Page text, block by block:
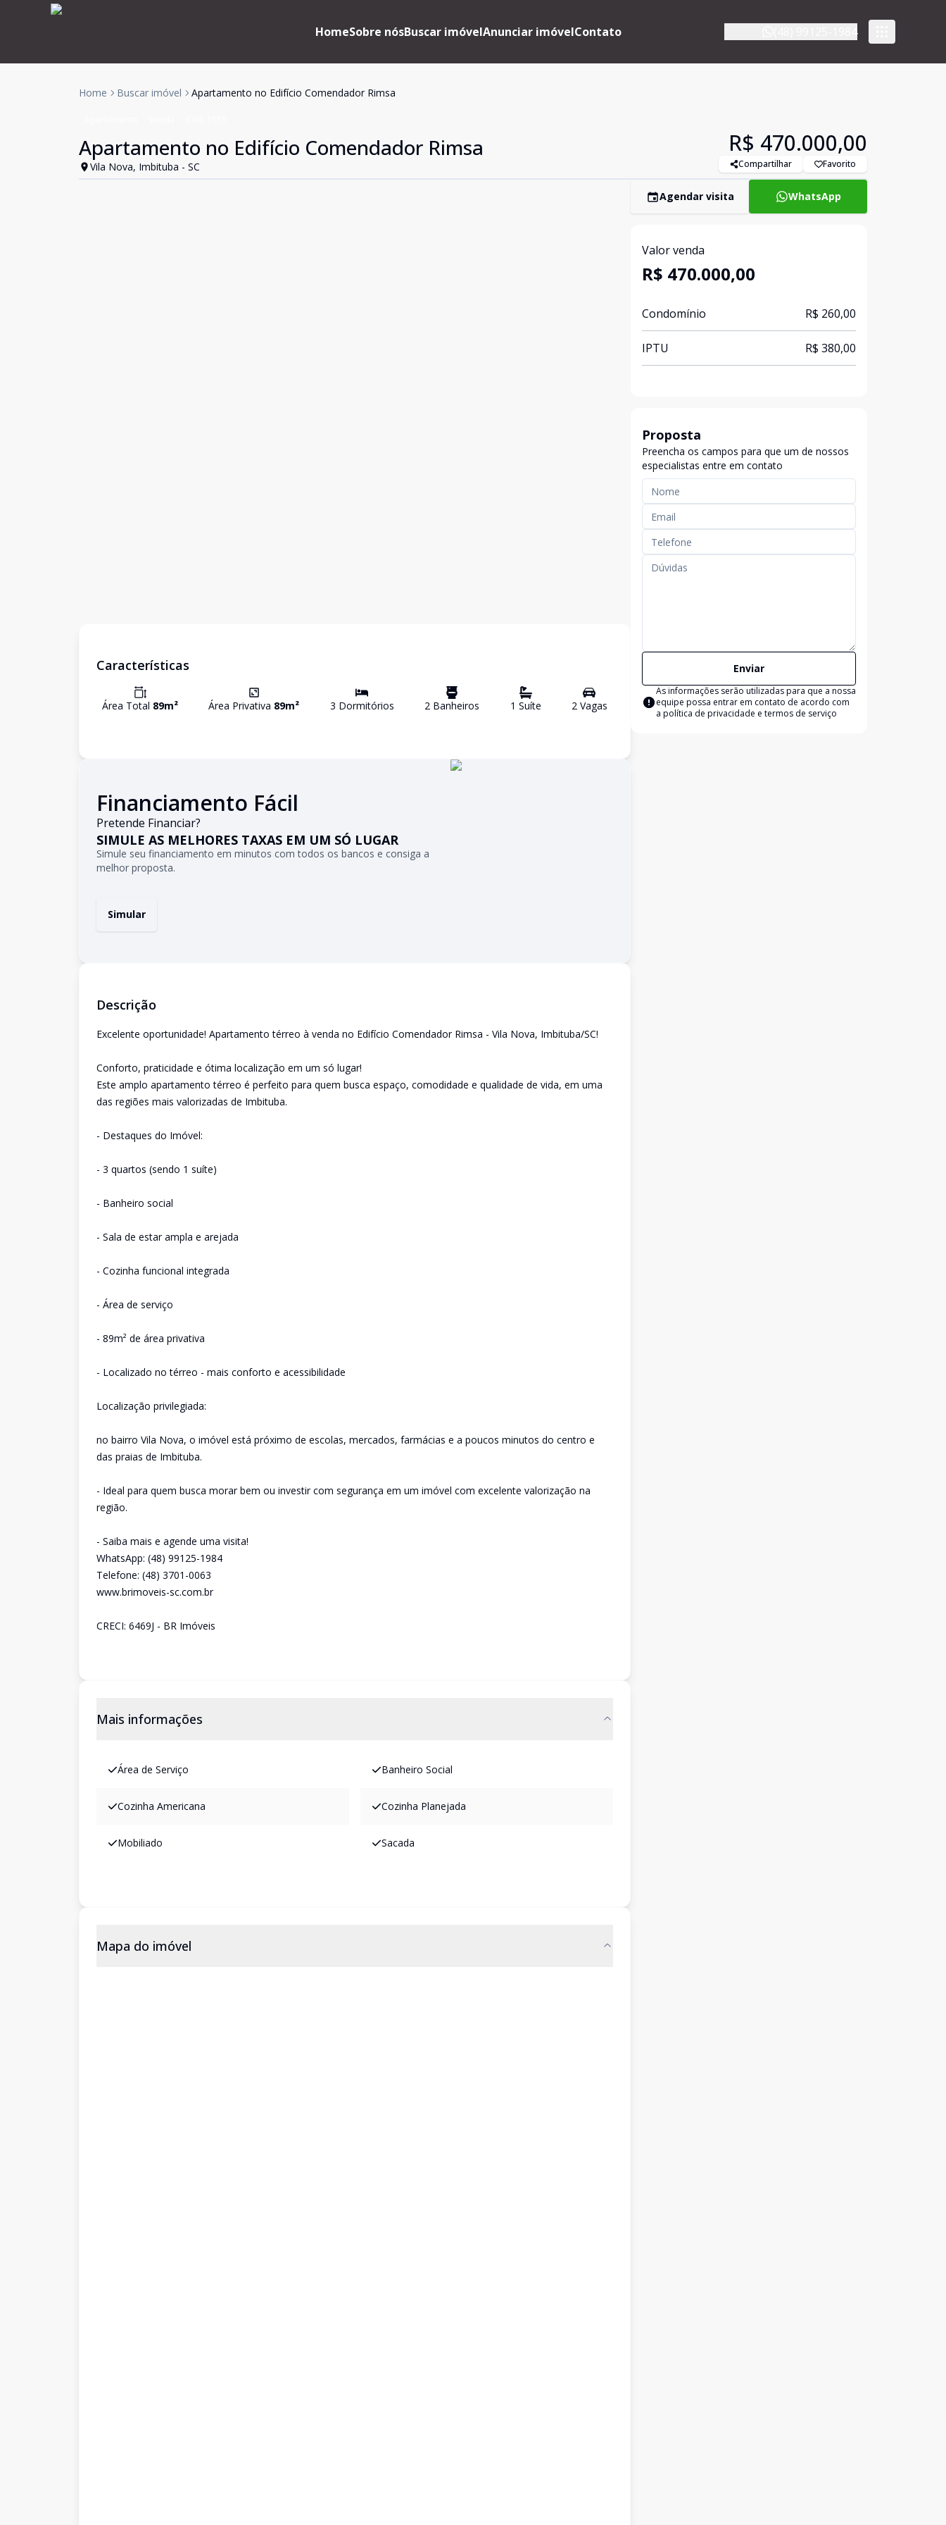
HomeSobre nósBuscar imóvelAnunciar imóvelContato
Home Buscar imóvel Apartamento no Edifício Comendador Rimsa
Apartamento no Edifício Comendador Rimsa
Vila Nova, Imbituba - SC
R$ 470.000,00
Compartilhar Favorito
Características
Área Total 89m² Área Privativa 89m² 3 Dormitórios 2 Banheiros 1 Suíte 2Vagas
Financiamento Fácil
Pretende Financiar?
SIMULE AS MELHORES TAXAS EM UM SÓ LUGAR
Simule seu financiamento em minutos com todos os bancos e consiga a
melhor proposta.
Simular
Descrição
Excelente oportunidade! Apartamento térreo à venda no Edifício Comendador Rimsa - Vila Nova, Imbituba/SC!
Conforto, praticidade e ótima localização em um só lugar!
Este amplo apartamento térreo é perfeito para quem busca espaço, comodidade e qualidade de vida, em uma
das regiões mais valorizadas de Imbituba.
- Destaques do Imóvel:
- 3 quartos (sendo 1 suíte)
- Banheiro social
- Sala de estar ampla e arejada
- Cozinha funcional integrada
- Área de serviço
- 89m² de área privativa
- Localizado no térreo - mais conforto e acessibilidade
Localização privilegiada:
no bairro Vila Nova, o imóvel está próximo de escolas, mercados, farmácias e a poucos minutos do centro e
das praias de Imbituba.
- Ideal para quem busca morar bem ou investir com segurança em um imóvel com excelente valorização na
região.
- Saiba mais e agende uma visita!
WhatsApp: (48) 99125-1984
Telefone: (48) 3701-0063
www.brimoveis-sc.com.br
CRECI: 6469J - BR Imóveis
Mais informações
Área de Serviço Banheiro Social
Cozinha Americana Cozinha Planejada
Mobiliado Sacada
Mapa do imóvel
Agendar visita WhatsApp
Valor venda
R$ 470.000,00
Condomínio R$ 260,00
IPTU R$ 380,00
Proposta
Preencha os campos para que um de nossos
especialistas entre em contato
Enviar
As informações serão utilizadas para que a nossa
equipe possa entrar em contato de acordo com
a política de privacidade e termos de serviço